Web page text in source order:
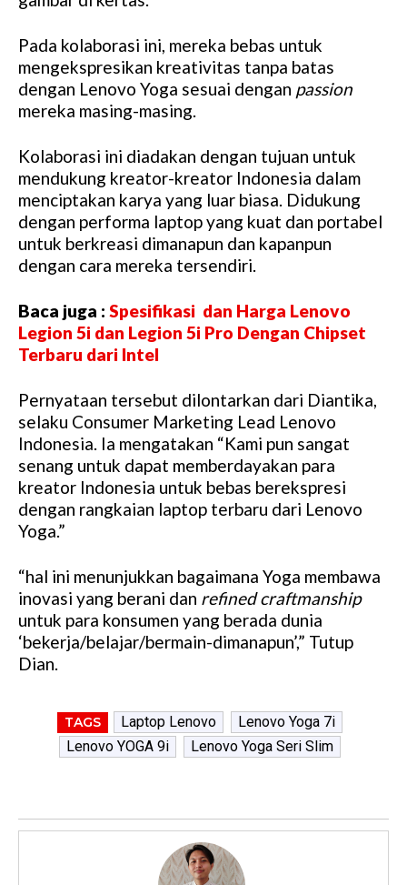
Pada kolaborasi ini, mereka bebas untuk
mengekspresikan kreativitas tanpa batas
dengan Lenovo Yoga sesuai dengan passion
mereka masing-masing.
Kolaborasi ini diadakan dengan tujuan untuk
mendukung kreator-kreator Indonesia dalam
menciptakan karya yang luar biasa. Didukung
dengan performa laptop yang kuat dan portabel
untuk berkreasi dimanapun dan kapanpun
dengan cara mereka tersendiri.
Baca juga : Spesifikasi dan Harga Lenovo
Legion 5i dan Legion 5i Pro Dengan Chipset
Terbaru dari Intel
Pernyataan tersebut dilontarkan dari Diantika,
selaku Consumer Marketing Lead Lenovo
Indonesia. Ia mengatakan “Kami pun sangat
senang untuk dapat memberdayakan para
kreator Indonesia untuk bebas berekspresi
dengan rangkaian laptop terbaru dari Lenovo
Yoga.”
“hal ini menunjukkan bagaimana Yoga membawa
inovasi yang berani dan refined craftmanship
untuk para konsumen yang berada dunia
‘bekerja/belajar/bermain-dimanapun’,” Tutup
Dian.
TAGS Laptop Lenovo
Lenovo Yoga 7i
Lenovo YOGA 9i
Lenovo Yoga Seri Slim